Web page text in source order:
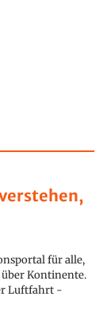
für alle,
Kontinente.
Luftfahrt -